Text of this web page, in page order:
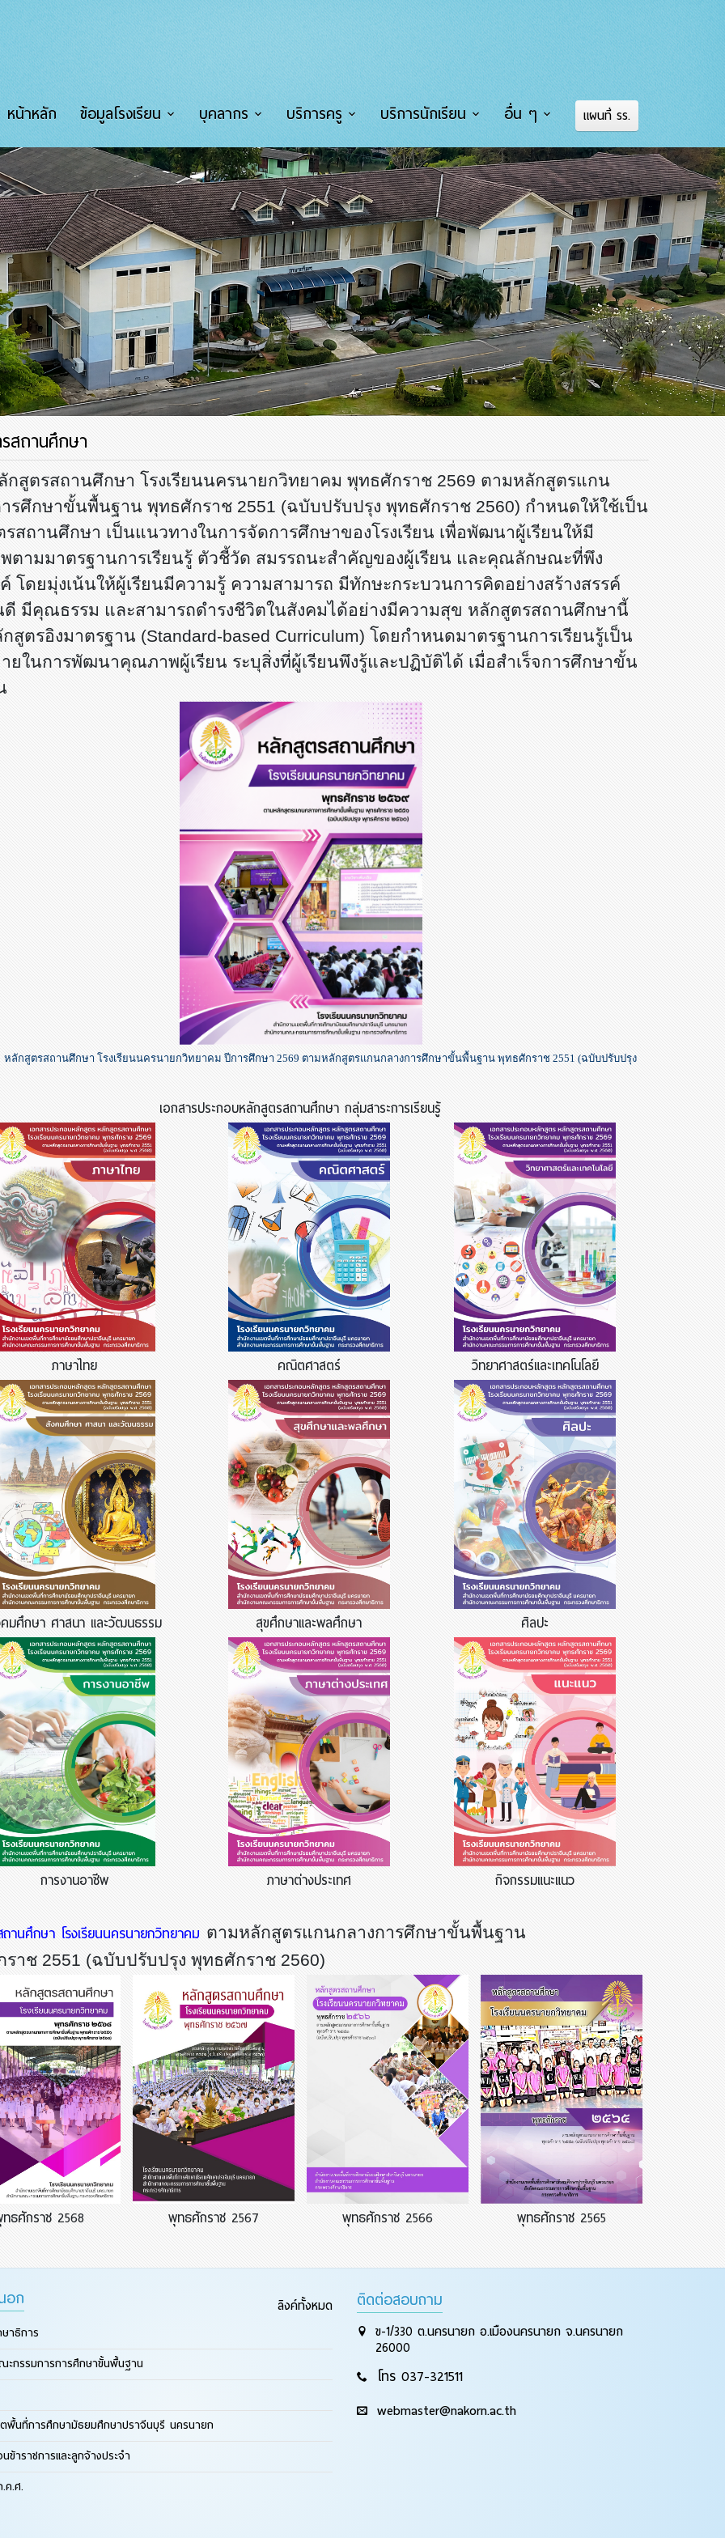
หน้าหลัก ข้อมูลโรงเรียน บุคลากร บริการครู บริการนักเรียน อื่น ๆ แผนที่ รร.
สถานศึกษา
รสถานศึกษา โรงเรียนนครนายกวิทยาคม พุทธศักราช 2569 ตามหลักสูตรแกน
ารศึกษาขั้นพื้นฐาน พุทธศักราช 2551 (ฉบับปรับปรุง พุทธศักราช 2560) กำหนดให้ใช้เป็น
สถานศึกษา เป็นแนวทางในการจัดการศึกษาของโรงเรียน เพื่อพัฒนาผู้เรียนให้มี
ตามมาตรฐานการเรียนรู้ ตัวชี้วัด สมรรถนะสำคัญของผู้เรียน และคุณลักษณะที่พึง
โดยมุ่งเน้นให้ผู้เรียนมีความรู้ ความสามารถ มีทักษะกระบวนการคิดอย่างสร้างสรรค์
ดี มีคุณธรรม และสามารถดำรงชีวิตในสังคมได้อย่างมีความสุข หลักสูตรสถานศึกษานี้
สูตรอิงมาตรฐาน (Standard-based Curriculum) โดยกำหนดมาตรฐานการเรียนรู้เป็น
ยในการพัฒนาคุณภาพผู้เรียน ระบุสิ่งที่ผู้เรียนพึงรู้และปฏิบัติได้ เมื่อสำเร็จการศึกษาขั้น
หลักสูตรสถานศึกษา โรงเรียนนครนายกวิทยาคม ปีการศึกษา 2569 ตามหลักสูตรแกนกลางการศึกษาขั้นพื้นฐาน พุทธศักราช 2551 (ฉบับปรับปรุง
เอกสารประกอบหลักสูตรสถานศึกษา กลุ่มสาระการเรียนรู้
ภาษาไทย คณิตศาสตร์ วิทยาศาสตร์และเทคโนโลยี
มศึกษา ศาสนา และวัฒนธรรม สุขศึกษาและพลศึกษา ศิลปะ
การงานอาชีพ ภาษาต่างประเทศ กิจกรรมแนะแนว
านศึกษา โรงเรียนนครนายกวิทยาคม ตามหลักสูตรแกนกลางการศึกษาขั้นพื้นฐาน
ราช 2551 (ฉบับปรับปรุง พุทธศักราช 2560)
ธศักราช 2568 พุทธศักราช 2567 พุทธศักราช 2566 พุทธศักราช 2565
อก ลิงค์ทั้งหมด
าธิการ
ะกรรมการการศึกษาขั้นพื้นฐาน
ตพื้นที่การศึกษามัธยมศึกษาปราจีนบุรี นครนายก
นข้าราชการและลูกจ้างประจำ
ค.ศ.
ติดต่อสอบถาม
ข-1/330 ต.นครนายก อ.เมืองนครนายก จ.นครนายก
26000
โทร 037-321511
webmaster@nakorn.ac.th